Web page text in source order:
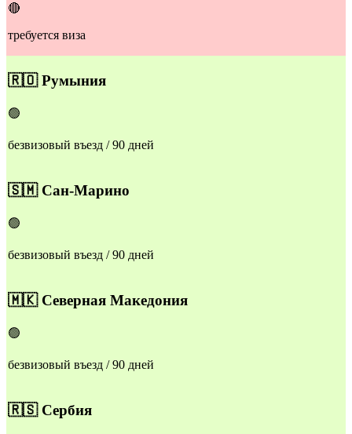
🔴
требуется виза
​🇷🇴​Румыния
🟢
безвизовый въезд / 90 дней
🇸🇲 Сан-Марино
🟢
безвизовый въезд / 90 дней
🇲🇰 Северная Македония
🟢
безвизовый въезд / 90 дней
🇷🇸 Сербия